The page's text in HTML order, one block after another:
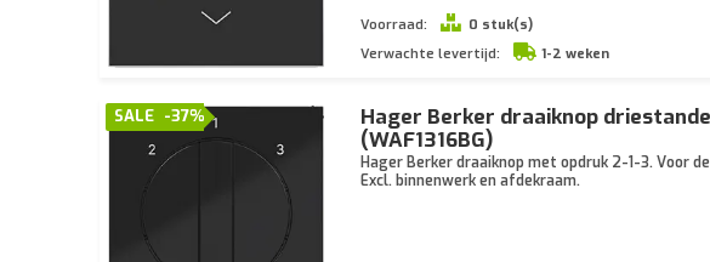
Voorraad:
0 stuk(s)
Verwachte levertijd:
1-2 weken
-37%
SALE
Hager Berker draaiknop
(WAF1316BG)
Hager Berker draaiknop met opdruk 2-1-3. Voor
Excl. binnenwerk en afdekraam.